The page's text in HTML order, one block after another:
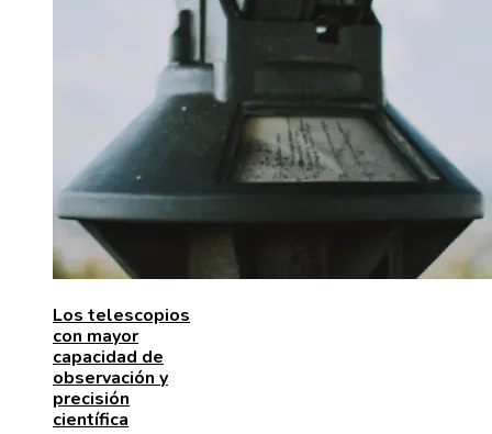
Los telescopios
con mayor
capacidad de
observación y
precisión
científica